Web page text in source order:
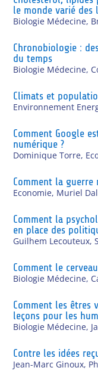
le monde varié des
Biologie Médecine,
Chronobiologie :
du temps
Biologie Médecine,
Climats et
Environnement
Comment Google
numérique ?
Dominique Torre,
Comment la guerre
Economie, Muriel
Comment la
en place des
Guilhem Lecouteux,
Comment le
Biologie Médecine,
Comment les êtres
leçons pour les
Biologie Médecine,
Contre les idées
Jean-Marc Ginoux,